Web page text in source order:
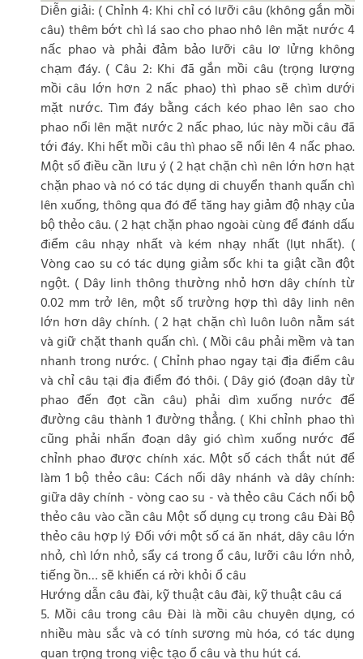
Diễn giải: ( Chỉnh 4: Khi chỉ có lưỡi câu (không gắn mồi
câu) thêm bớt chì lá sao cho phao nhô lên mặt nước 4
nấc phao và phải đảm bảo lưỡi câu lơ lửng không
chạm đáy. ( Câu 2: Khi đã gắn mồi câu (trọng lượng
mồi câu lớn hơn 2 nấc phao) thì phao sẽ chìm dưới
mặt nước. Tìm đáy bằng cách kéo phao lên sao cho
phao nổi lên mặt nước 2 nấc phao, lúc này mồi câu đã
tới đáy. Khi hết mồi câu thì phao sẽ nổi lên 4 nấc phao.
Một số điều cần lưu ý ( 2 hạt chặn chì nên lớn hơn hạt
chặn phao và nó có tác dụng di chuyển thanh quấn chì
lên xuống, thông qua đó để tăng hay giảm độ nhạy của
bộ thẻo câu. ( 2 hạt chặn phao ngoài cùng để đánh dấu
điểm câu nhạy nhất và kém nhạy nhất (lụt nhất). (
Vòng cao su có tác dụng giảm sốc khi ta giật cần đột
ngột. ( Dây linh thông thường nhỏ hơn dây chính từ
0.02 mm trở lên, một số trường hợp thì dây linh nên
lớn hơn dây chính. ( 2 hạt chặn chì luôn luôn nằm sát
và giữ chặt thanh quấn chì. ( Mồi câu phải mềm và tan
nhanh trong nước. ( Chỉnh phao ngay tại địa điểm câu
và chỉ câu tại địa điểm đó thôi. ( Dây gió (đoạn dây từ
phao đến đọt cần câu) phải dìm xuống nước để
đường câu thành 1 đường thẳng. ( Khi chỉnh phao thì
cũng phải nhấn đoạn dây gió chìm xuống nước để
chỉnh phao được chính xác. Một số cách thắt nút để
làm 1 bộ thẻo câu: Cách nối dây nhánh và dây chính:
giữa dây chính - vòng cao su - và thẻo câu Cách nối bộ
thẻo câu vào cần câu Một số dụng cụ trong câu Đài Bộ
thẻo câu hợp lý Đối với một số cá ăn nhát, dây câu lớn
nhỏ, chì lớn nhỏ, sẩy cá trong ổ câu, lưỡi câu lớn nhỏ,
tiếng ồn… sẽ khiến cá rời khỏi ổ câu
Hướng dẫn câu đài, kỹ thuật câu đài, kỹ thuật câu cá
5. Mồi câu trong câu Đài là mồi câu chuyên dụng, có
nhiều màu sắc và có tính sương mù hóa, có tác dụng
quan trọng trong việc tạo ổ câu và thu hút cá.